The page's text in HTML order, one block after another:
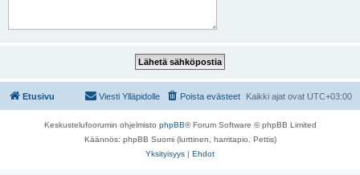
Etusivu Kaikki ajat ovat UTC+03:00
Poista evästeet
Viesti Ylläpidolle
Keskustelufoorumin ohjelmisto phpBB® Forum Software © phpBB Limited
Käännös: phpBB Suomi (lurttinen, harritapio, Pettis)
Yksityisyys | Ehdot